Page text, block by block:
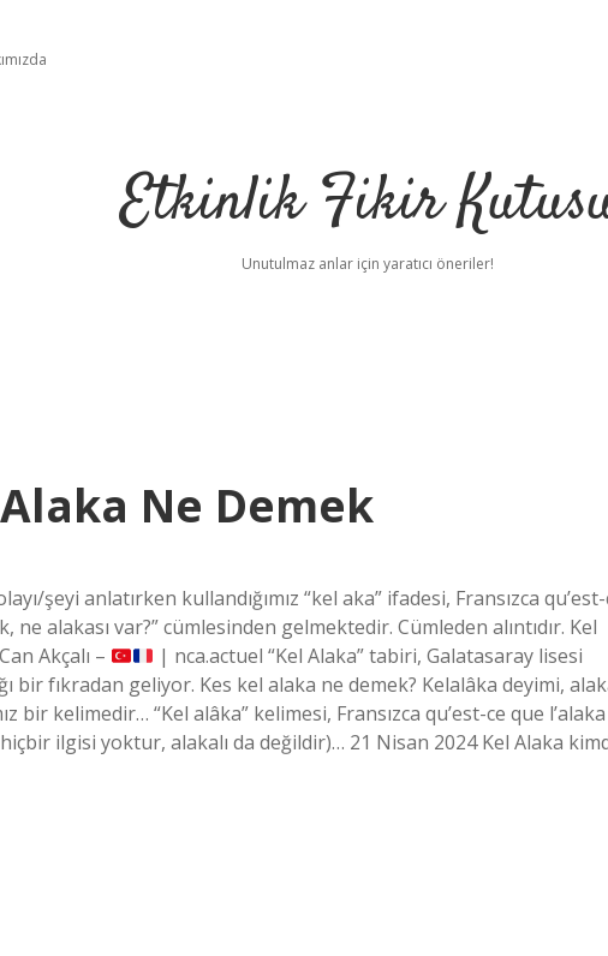
Etkinlik Fikir
Unutulmaz anlar için yaratıcı öneriler!
Ne Demek
şeyi anlatırken kullandığımız “kel aka” ifadesi, Fransızca
alakası var?” cümlesinden gelmektedir. Cümleden alıntıdır. Kel
Akçalı –
| nca.actuel “Kel Alaka” tabiri, Galatasaray lisesi
bir fıkradan geliyor. Kes kel alaka ne demek? Kelalâka deyimi,
bir kelimedir… “Kel alâka” kelimesi, Fransızca qu’est-ce que l’alaka
ilgisi yoktur, alakalı da değildir)… 21 Nisan 2024 Kel Alaka